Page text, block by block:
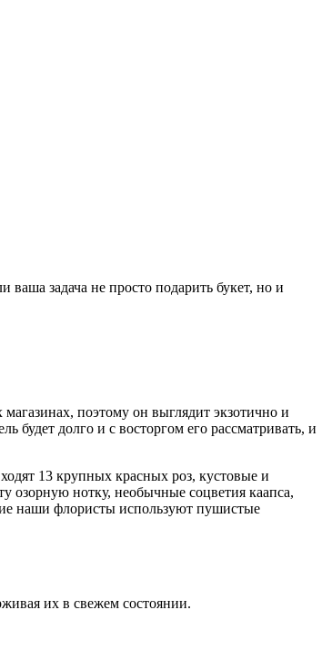
задача не просто подарить букет, но и
поэтому он выглядит экзотично и
будет долго и с восторгом его рассматривать, и
13 крупных красных роз, кустовые и
озорную нотку, необычные соцветия каапса,
наши флористы используют пушистые
их в свежем состоянии.